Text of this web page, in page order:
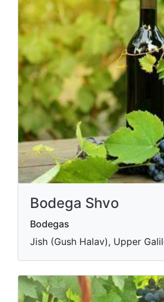
Bodega Shvo
Bodegas
Jish (Gush Halav), Upper